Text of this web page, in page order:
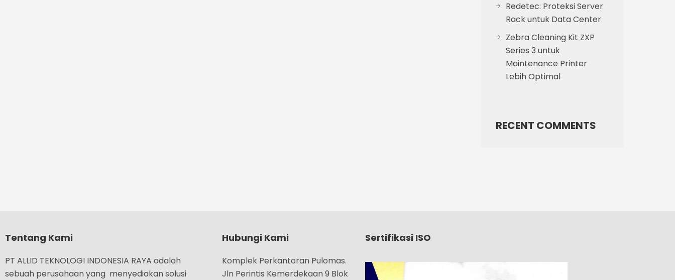
Redetec: Proteksi Server
Rack untuk Data Center
Zebra Cleaning Kit ZXP
Series 3 untuk
Maintenance Printer
Lebih Optimal
RECENT COMMENTS
Tentang Kami
PT ALLID TEKNOLOGI INDONESIA RAYA adalah
sebuah perusahaan yang menyediakan solusi
Hubungi Kami
Komplek Perkantoran Pulomas.
Jln Perintis Kemerdekaan 9 Blok
Sertifikasi ISO